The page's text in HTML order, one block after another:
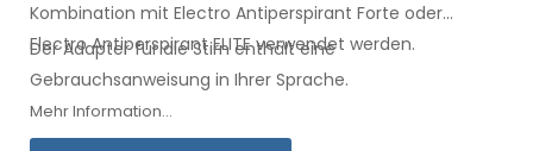
Kombination mit Electro Antiperspirant Forte oder
Electro Antiperspirant ELITEverwendet werden.
Der Adapter fürdie Stirnenthält eine
Gebrauchsanweisung in Ihrer Sprache.
Mehr Information...